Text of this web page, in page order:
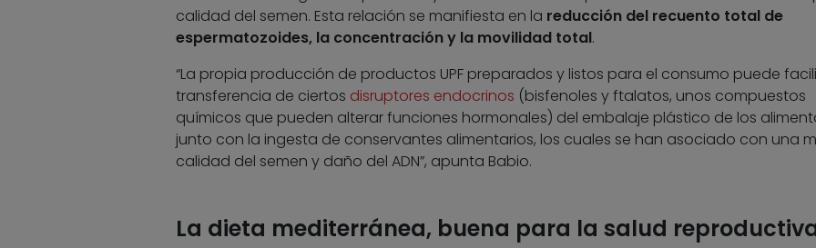
calidad del semen. Esta relación se manifiesta en la reducción del recuento total de
espermatozoides, la concentración y la movilidad total.
“La propia producción de productos UPF preparados y listos para el consumo puede
transferencia de ciertos disruptores endocrinos (bisfenoles y ftalatos, unos compuestos
químicos que pueden alterar funciones hormonales) del embalaje plástico de los
junto con la ingesta de conservantes alimentarios, los cuales se han asociado con una
calidad del semen y daño del ADN”, apunta Babio.
La dieta mediterránea, buena para la salud